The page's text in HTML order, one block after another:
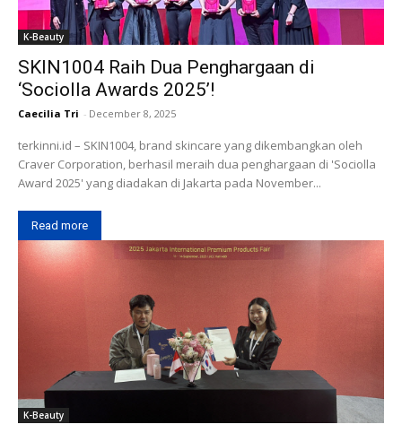
K-Beauty
SKIN1004 Raih Dua Penghargaan di
‘Sociolla Awards 2025’!
Caecilia Tri - December 8, 2025
terkinni.id – SKIN1004, brand skincare yang dikembangkan oleh
Craver Corporation, berhasil meraih dua penghargaan di 'Sociolla
Award 2025' yang diadakan di Jakarta pada November...
Read more
K-Beauty